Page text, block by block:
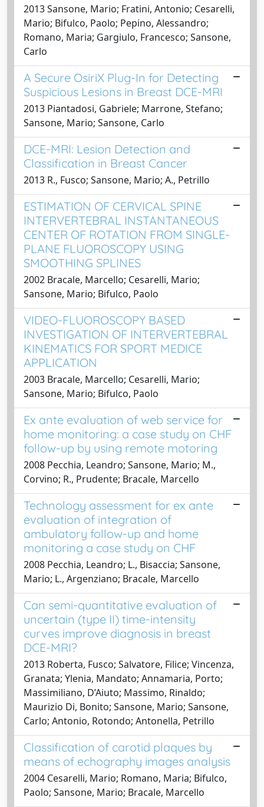
2013 Sansone, Mario; Fratini, Antonio; Cesarelli,
Mario; Bifulco, Paolo; Pepino, Alessandro;
Romano, Maria; Gargiulo, Francesco; Sansone,
Carlo
A Secure OsiriX Plug-In for Detecting
Suspicious Lesions in Breast DCE-MRI
2013 Piantadosi, Gabriele; Marrone, Stefano;
Sansone, Mario; Sansone, Carlo
DCE-MRI: Lesion Detection and
Classification in Breast Cancer
2013 R., Fusco; Sansone, Mario; A., Petrillo
ESTIMATION OF CERVICAL SPINE
INTERVERTEBRAL INSTANTANEOUS
CENTER OF ROTATION FROM SINGLE-
PLANE FLUOROSCOPY USING
SMOOTHING SPLINES
2002 Bracale, Marcello; Cesarelli, Mario;
Sansone, Mario; Bifulco, Paolo
VIDEO-FLUOROSCOPY BASED
INVESTIGATION OF INTERVERTEBRAL
KINEMATICS FOR SPORT MEDICE
APPLICATION
2003 Bracale, Marcello; Cesarelli, Mario;
Sansone, Mario; Bifulco, Paolo
Ex ante evaluation of web service for
home monitoring: a case study on CHF
follow-up by using remote motoring
2008 Pecchia, Leandro; Sansone, Mario; M.,
Corvino; R., Prudente; Bracale, Marcello
Technology assessment for ex ante
evaluation of integration of
ambulatory follow-up and home
monitoring a case study on CHF
2008 Pecchia, Leandro; L., Bisaccia; Sansone,
Mario; L., Argenziano; Bracale, Marcello
Can semi-quantitative evaluation of
uncertain (type II) time-intensity
curves improve diagnosis in breast
DCE-MRI?
2013 Roberta, Fusco; Salvatore, Filice; Vincenza,
Granata; Ylenia, Mandato; Annamaria, Porto;
Massimiliano, D’Aiuto; Massimo, Rinaldo;
Maurizio Di, Bonito; Sansone, Mario; Sansone,
Carlo; Antonio, Rotondo; Antonella, Petrillo
Classification of carotid plaques by
means of echography images analysis
2004 Cesarelli, Mario; Romano, Maria; Bifulco,
Paolo; Sansone, Mario; Bracale, Marcello